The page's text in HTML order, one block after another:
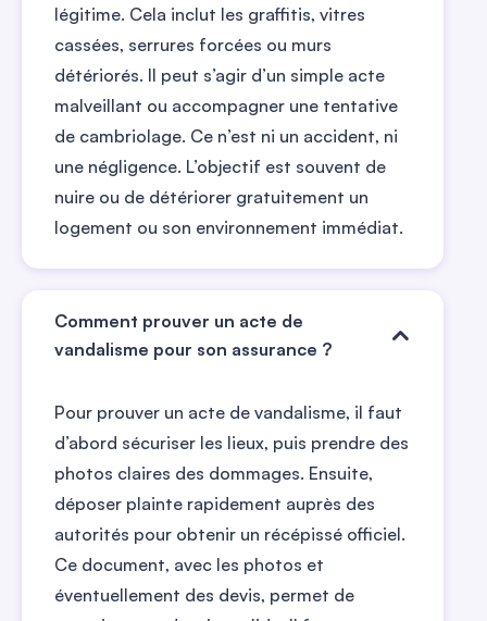
légitime. Cela inclut les graffitis, vitres
cassées, serrures forcées ou murs
détériorés. Il peut s’agir d’un simple acte
malveillant ou accompagner une tentative
de cambriolage. Ce n’est ni un accident, ni
une négligence. L’objectif est souvent de
nuire ou de détériorer gratuitement un
logement ou son environnement immédiat.
Comment prouver un acte de
vandalisme pour son assurance ?
Pour prouver un acte de vandalisme, il faut
d’abord sécuriser les lieux, puis prendre des
photos claires des dommages. Ensuite,
déposer plainte rapidement auprès des
autorités pour obtenir un récépissé officiel.
Ce document, avec les photos et
éventuellement des devis, permet de